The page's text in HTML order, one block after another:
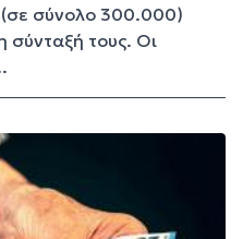
(σε σύνολο 300.000)
σύνταξή τους. Οι